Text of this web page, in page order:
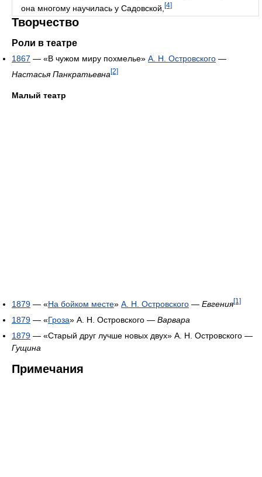
она многому научилась у Садовской, [4]
Творчество
Роли в театре
1867 — «В чужом миру похмелье» А. Н. Островского —
Настасья Панкратьевна [2]
Малый театр
1879 — «На бойком месте» А. Н. Островского — Евгения[1]
1879 — «Гроза» А. Н. Островского — Варвара
1879 — «Старый друг лучше новых двух» А. Н. Островского —
Гущина
Примечания